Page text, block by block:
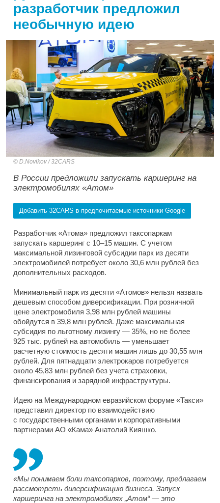
разработчик предложил
необычную идею
D.Novikov / 32CARS
В России предложили запускать каршеринг на
электромобилях «Атом»
Добавить 32CARS в предпочитаемые источники Google
Разработчик «Атома» предложил таксопаркам
запускать каршеринг с 10–15 машин. С учетом
максимальной лизинговой субсидии парк из десяти
электромобилей потребует около 30,6 млн рублей без
дополнительных расходов.
Минимальный парк из десяти «Атомов» нельзя назвать
дешевым способом диверсификации. При розничной
цене электромобиля 3,98 млн рублей машины
обойдутся в 39,8 млн рублей. Даже максимальная
субсидия по льготному лизингу — 35%, но не более
925 тыс. рублей на автомобиль — уменьшает
расчетную стоимость десяти машин лишь до 30,55 млн
рублей. Для пятнадцати электрокаров потребуется
около 45,83 млн рублей без учета страховки,
финансирования и зарядной инфраструктуры.
Идею на Международном евразийском форуме «Такси»
представил директор по взаимодействию
с государственными органами и корпоративными
партнерами АО «Кама» Анатолий Кияшко.
«Мы понимаем боли таксопарков, поэтому, предлагаем
рассмотреть диверсификацию бизнеса. Запуск
каршеринга на электромобилях „Атом“ — это